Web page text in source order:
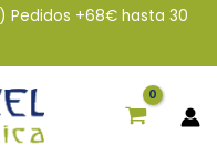
Pedidos +68€ hasta 30